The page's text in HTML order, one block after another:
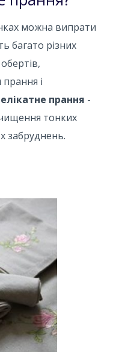
можна випрати
багато різних
і
прання -
тонких
забруднень.